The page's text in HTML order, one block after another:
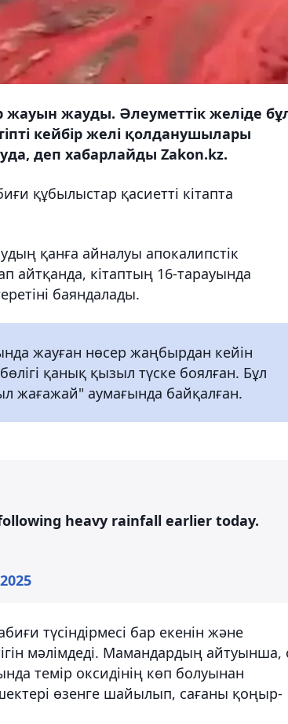
жауды. Әлеуметтік желіде
кейбір желі қолданушылары
деп хабарлайды Zakon.kz.
құбылыстар қасиетті кітапта
қанға айналуы апокалипстік
айтқанда, кітаптың 16-тарауында
баяндалады.
жауған нөсер жаңбырдан кейін
қанық қызыл түске боялған. Бұл
жағажай" аумағында байқалған.
heavy rainfall earlier today.
түсіндірмесі бар екенін және
мәлімдеді. Мамандардың айтуынша,
темір оксидінің көп болуынан
өзенге шайылып, сағаны қоңыр-